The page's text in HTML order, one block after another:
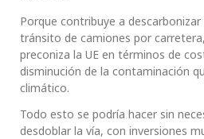
Porque contribuye a
tránsito de camiones por
preconiza la UE en términos de
disminución de la contaminación
climático.
Todo esto se podría hacer sin
desdoblar la vía, con inversiones